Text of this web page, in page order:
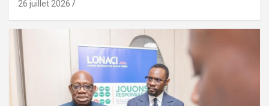
26 juillet 2026